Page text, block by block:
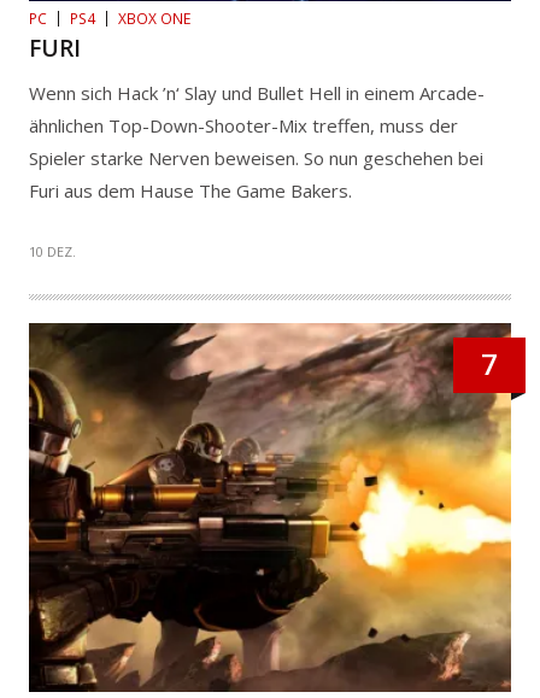
PC PS4 XBOX ONE
FURI
Wenn sich Hack ’n‘ Slay und Bullet Hell in einem Arcade-
ähnlichen Top-Down-Shooter-Mix treffen, muss der
Spieler starke Nerven beweisen. So nun geschehen bei
Furi aus dem Hause The Game Bakers.
10 DEZ.
7